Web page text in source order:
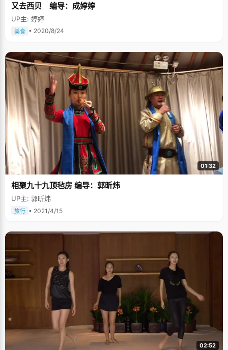
又去西贝 编导：成婷婷
UP主: 婷婷
美食 • 2020/8/24
01:32
相聚九十九顶毡房 编导：郭昕炜
UP主: 郭昕炜
旅行 • 2021/4/15
02:52